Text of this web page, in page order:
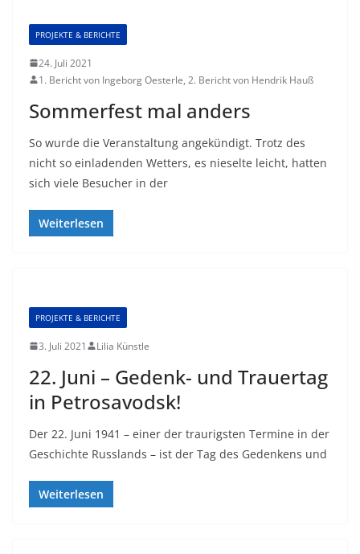
PROJEKTE & BERICHTE
24. Juli 2021
1. Bericht von Ingeborg Oesterle, 2. Bericht von Hendrik Hauß
Sommerfest mal anders
So wurde die Veranstaltung angekündigt. Trotz des
nicht so einladenden Wetters, es nieselte leicht, hatten
sich viele Besucher in der
Weiterlesen
PROJEKTE & BERICHTE
3. Juli 2021 Lilia Künstle
22. Juni – Gedenk- und Trauertag
in Petrosavodsk!
Der 22. Juni 1941 – einer der traurigsten Termine in der
Geschichte Russlands – ist der Tag des Gedenkens und
Weiterlesen